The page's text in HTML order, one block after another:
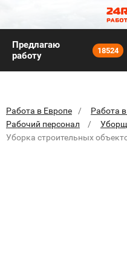
Предлагаю
работу
18524
Работа в Европе
Работа
Рабочий персонал
Уборка строительных